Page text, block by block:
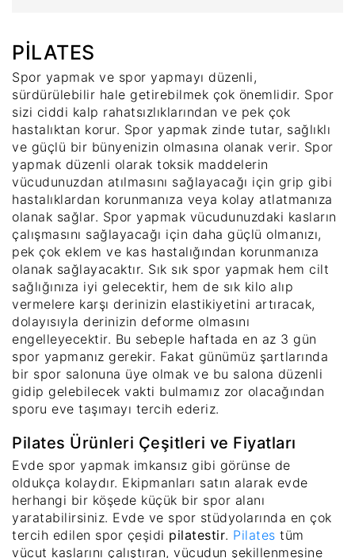
PİLATES
Spor yapmak ve spor yapmayı düzenli,
sürdürülebilir hale getirebilmek çok önemlidir. Spor
sizi ciddi kalp rahatsızlıklarından ve pek çok
hastalıktan korur. Spor yapmak zinde tutar, sağlıklı
ve güçlü bir bünyenizin olmasına olanak verir. Spor
yapmak düzenli olarak toksik maddelerin
vücudunuzdan atılmasını sağlayacağı için grip gibi
hastalıklardan korunmanıza veya kolay atlatmanıza
olanak sağlar. Spor yapmak vücudunuzdaki kasların
çalışmasını sağlayacağı için daha güçlü olmanızı,
pek çok eklem ve kas hastalığından korunmanıza
olanak sağlayacaktır. Sık sık spor yapmak hem cilt
sağlığınıza iyi gelecektir, hem de sık kilo alıp
vermelere karşı derinizin elastikiyetini artıracak,
dolayısıyla derinizin deforme olmasını
engelleyecektir. Bu sebeple haftada en az 3 gün
spor yapmanız gerekir. Fakat günümüz şartlarında
bir spor salonuna üye olmak ve bu salona düzenli
gidip gelebilecek vakti bulmamız zor olacağından
sporu eve taşımayı tercih ederiz.
Pilates Ürünleri Çeşitleri ve Fiyatları
Evde spor yapmak imkansız gibi görünse de
oldukça kolaydır. Ekipmanları satın alarak evde
herhangi bir köşede küçük bir spor alanı
yaratabilirsiniz. Evde ve spor stüdyolarında en çok
tercih edilen spor çeşidi pilatestir. Pilates tüm
vücut kaslarını çalıştıran, vücudun şekillenmesine